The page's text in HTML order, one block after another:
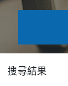
搜尋結果